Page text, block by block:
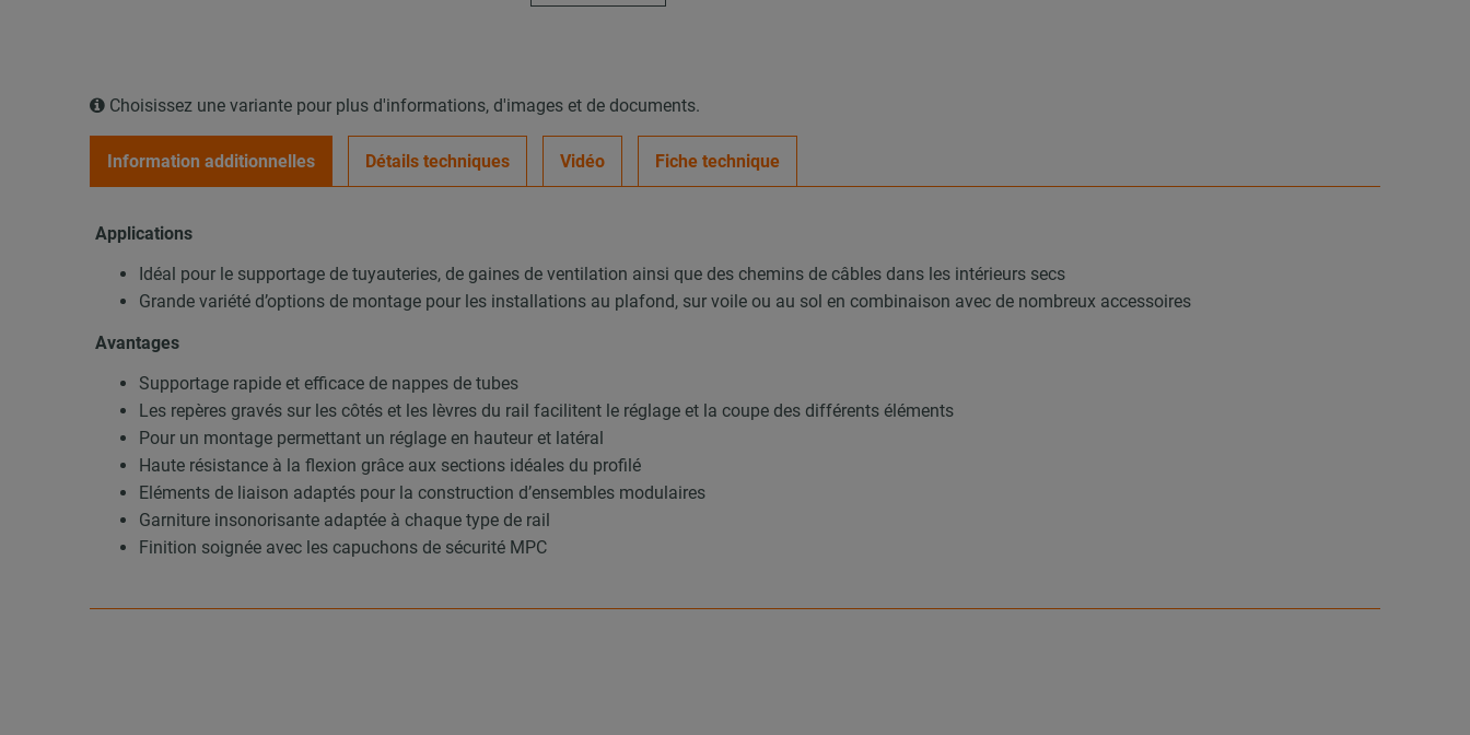
Choisissez une variante pour plus d'informations, d'images et de documents.
Information additionnelles Détails techniques Vidéo Fiche technique
Applications
Idéal pour le supportage de tuyauteries, de gaines de ventilation ainsi que des chemins de câbles dans les intérieurs secs
Grande variété d’options de montage pour les installations au plafond, sur voile ou au sol en combinaison avec de nombreux accessoires
Avantages
Supportage rapide et efficace de nappes de tubes
Les repères gravés sur les côtés et les lèvres du rail facilitent le réglage et la coupe des différents éléments
Pour un montage permettant un réglage en hauteur et latéral
Haute résistance à la flexion grâce aux sections idéales du profilé
Eléments de liaison adaptés pour la construction d’ensembles modulaires
Garniture insonorisante adaptée à chaque type de rail
Finition soignée avec les capuchons de sécurité MPC